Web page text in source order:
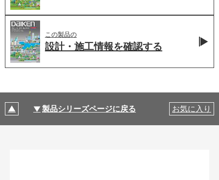
この製品の
設計・施工情報を確認する
製品シリーズページに戻る お気に入り